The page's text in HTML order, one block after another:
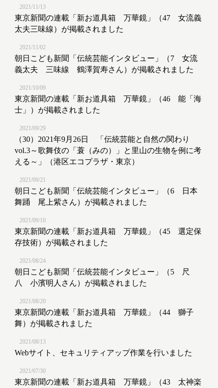
2021/11/13
東京新聞の連載「新お道具箱 万華鏡」（47 女流義
太夫三味線）が掲載されました
2021/11/02
朝日こども新聞「伝統芸能インタビュー」（7 女流
義太夫 三味線 鶴澤賀寿さん）が掲載されました
2021/10/09
東京新聞の連載「新お道具箱 万華鏡」（46 能「海
士」）が掲載されました
2021/09/29
（30）2021年9月26日 「伝統芸能と自然の関わり
vol.3～歌舞伎の「蓑（みの）」と里山の生物を例に考
える～」（港区エコプラザ・東京）
2021/09/21
朝日こども新聞「伝統芸能インタビュー」（6 日本
舞踊 尾上紫さん）が掲載されました
2021/09/10
東京新聞の連載「新お道具箱 万華鏡」（45 選定保
存技術）が掲載されました
2021/08/24
朝日こども新聞「伝統芸能インタビュー」（5 尺
八 小濱明人さん）が掲載されました
2021/08/20
東京新聞の連載「新お道具箱 万華鏡」（44 獅子
舞）が掲載されました
2021/08/13
Webサイト、セキュリティアップ作業を行いました
2021/07/30
東京新聞の連載「新お道具箱 万華鏡」（43 太神楽